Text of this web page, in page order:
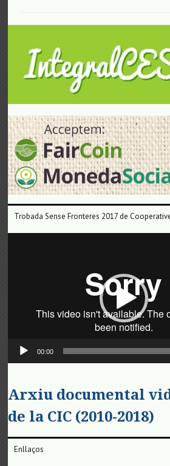
Trobada Sense Fronteres 2017 de
00:00
Arxiu documental
de la CIC (2010-2018)
Enllaços